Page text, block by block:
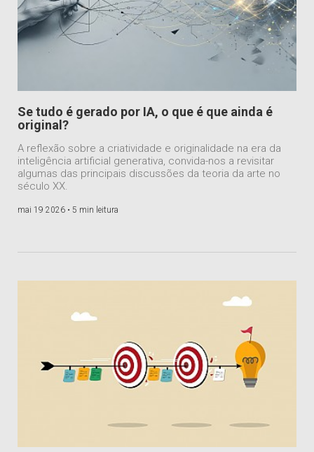
Se tudo é gerado por IA, o que é que ainda é
original?
A reflexão sobre a criatividade e originalidade na era da
inteligência artificial generativa, convida-nos a revisitar
algumas das principais discussões da teoria da arte no
século XX.
mai 19 2026 • 5 min leitura